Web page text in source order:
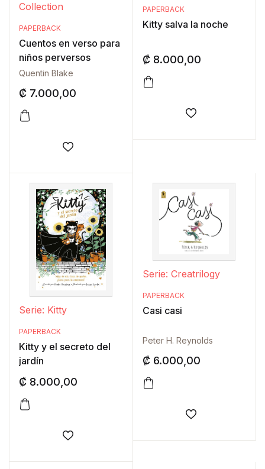
Collection
PAPERBACK
Cuentos en verso para
niños perversos
Quentin Blake
₡ 7.000,00
Añadir a la lista de deseos
PAPERBACK
Kitty salva la noche
₡8.000,00
Añadir a la
Serie: Kitty
PAPERBACK
Kitty y el secreto del
jardín
₡ 8.000,00
Añadir a la lista de deseos
Serie: Creatrilogy
PAPERBACK
Casi casi
Peter H. Reynolds
₡6.000,00
Añadir a la